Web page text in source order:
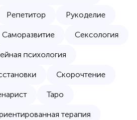
Репетитор Рукоделие
Саморазвитие Сексология
психология
Скорочтение
Таро
терапия